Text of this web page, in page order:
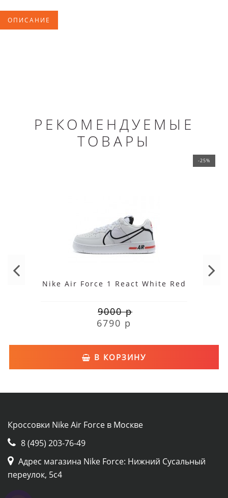
ОПИСАНИЕ
РЕКОМЕНДУЕМЫЕ
ТОВАРЫ
-25%
Nike Air Force 1 React White Red
9000 р
6790 р
В КОРЗИНУ
Кроссовки Nike Air Force в Москве
8 (495) 203-76-49
Адрес магазина Nike Force: Нижний Сусальный
переулок, 5с4